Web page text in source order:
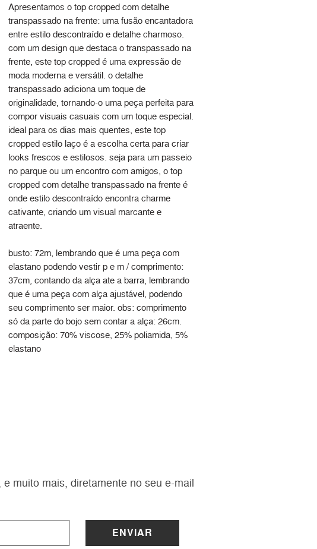
Apresentamos o top cropped com detalhe
transpassado na frente: uma fusão encantadora
entre estilo descontraído e detalhe charmoso.
com um design que destaca o transpassado na
frente, este top cropped é uma expressão de
moda moderna e versátil. o detalhe
transpassado adiciona um toque de
originalidade, tornando-o uma peça perfeita para
compor visuais casuais com um toque especial.
ideal para os dias mais quentes, este top
cropped estilo laço é a escolha certa para criar
looks frescos e estilosos. seja para um passeio
no parque ou um encontro com amigos, o top
cropped com detalhe transpassado na frente é
onde estilo descontraído encontra charme
cativante, criando um visual marcante e
atraente.
busto: 72m, lembrando que é uma peça com
elastano podendo vestir p e m / comprimento:
37cm, contando da alça ate a barra, lembrando
que é uma peça com alça ajustável, podendo
seu comprimento ser maior. obs: comprimento
só da parte do bojo sem contar a alça: 26cm.
composição: 70% viscose, 25% poliamida, 5%
elastano
muito mais, diretamente no seu e-mail
ENVIAR